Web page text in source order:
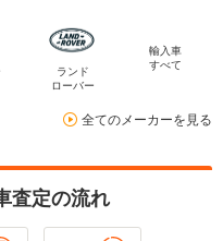
ランド
ローバー
輸入車
すべて
全てのメーカーを見る
査定の流れ